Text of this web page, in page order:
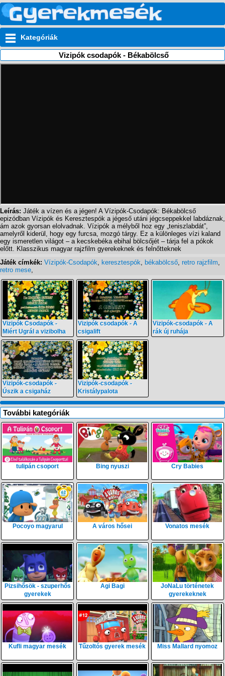
Kategóriák
Vizipók csodapók - Békabölcső
Leírás: Játék a vízen és a jégen! A Vízipók-Csodapók: Békabölcső
epizódban Vízipók és Keresztespók a jégeső utáni jégcseppekkel labdáznak,
ám azok gyorsan elolvadnak. Vízipók a mélyből hoz egy „teniszlabdát”,
amelyről kiderül, hogy egy furcsa, mozgó tárgy. Ez a különleges vízi kaland
egy ismeretlen világot – a kecskebéka ebihal bölcsőjét – tárja fel a pókok
előtt. Klasszikus magyar rajzfilm gyerekeknek és felnőtteknek
Játék címkék: Vízipók-Csodapók, keresztespók, békabölcső, retro rajzfilm,
retro mese,
Vizipók Csodapók -
Miért Ugrál a vizibolha
Vizipók csodapók - A
csigalift
Vizipók-csodapók - A
rák új ruhája
Vizipók-csodapók -
Úszik a csigaház
Vizipók-csodapók -
Kristálypalota
További kategóriák
tulipán csoport Bing nyuszi Cry Babies
Pocoyo magyarul A város hősei Vonatos mesék
Pizsihősök - szuperhős
gyerekek
Agi Bagi
JoNaLu történetek
gyerekeknek
Kufli magyar mesék Tűzoltós gyerek mesék Miss Mallard nyomoz